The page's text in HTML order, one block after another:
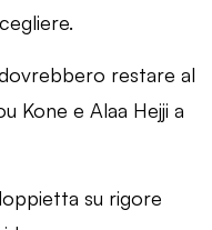
restare al
Kone e Alaa Hejji a
su rigore